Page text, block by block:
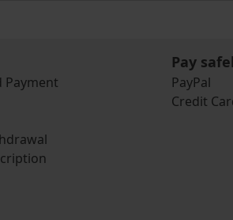
Payment
Pay
PayPal
Credit